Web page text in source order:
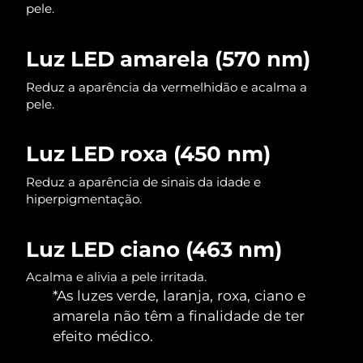
pele.
Luz LED amarela (570 nm)
Reduz a aparência da vermelhidão e acalma a
pele.
Luz LED roxa (450 nm)
Reduz a aparência de sinais da idade e
hiperpigmentação.
Luz LED ciano (463 nm)
Acalma e alivia a pele irritada.
*As luzes verde, laranja, roxa, ciano e
amarela não têm a finalidade de ter
efeito médico.
Eslováquia Entrega prevista9/8/26
Eslovênia
África do Sul Entrega prevista
Coreia do Sul Entrega prevista
Suécia Entrega prevista
Suíça Entrega prevista9/8/26
Taiwan